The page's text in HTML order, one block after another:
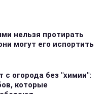
нельзя протирать
могут его испортить
с огорода без "химии":
которые